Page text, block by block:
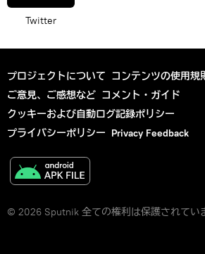
Twitter
プロジェクトについて コンテンツの使用規
ご意見、ご感想など コメント・ガイド
クッキーおよび自動ログ記録ポリシー
プライバシーポリシー Privacy Feedback
© 2026 Sputnik 全ての権利は保護されてい